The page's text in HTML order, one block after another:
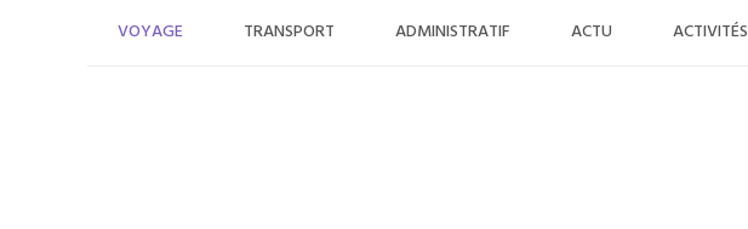
VOYAGE TRANSPORT ADMINISTRATIF ACTU ACTIVITÉS